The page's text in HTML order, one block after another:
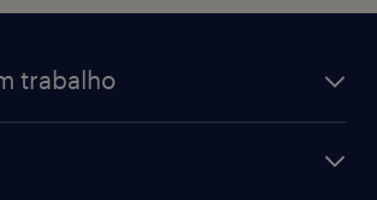
trabalho